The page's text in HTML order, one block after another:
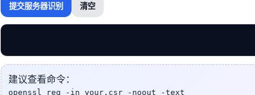
提交服务器识别 清空
建议查看命令：
openssl req -in your.csr -noout -text